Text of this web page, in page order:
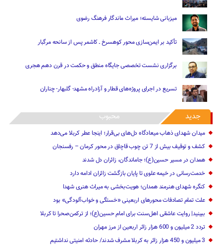
میزبانی شایسته؛ میراث ماندگار فرهنگ رضوی
تأکید بر ایمن‌سازی محور کوهسرخ ـ کاشمر پس از سانحه مرگبار
برگزاری نشست تخصصی جایگاه منطق و حکمت در قرن دهم هجری
تسریع در اجرای پروژه‌های قطار و آزادراه مشهد- گلبهار- چناران
جدید محبوب
میدان شهدای ذهاب میعادگاه دل‌های بی‌قرار؛ اینجا عطر کربلا می‌دهد
کشف و توقیف بیش از 7 تن چوب قاچاق در محور کرمان – رفسنجان
همدان در مسیر حسین(ع)؛ جاماندگان، زائران دل شدند
خدمت‌رسانی در خیمه علوی تا پایان بازگشت زائران ادامه دارد
کنگره شهدای هنرمند همدان؛ هویت‌بخشی به میراث هنری شهدا
علت تمام‌ تصادفات محورهای اربعینی‌ «خستگی و خواب‌آلودگی» ‌بود
ببینید| روایت عاشقی اهل‌سنت برای امام حسین(ع)؛ از ترکمن‌صحرا تا کربلا
تردد 2 میلیون و 600 هزار زائر اربعین از مرز مهران‌‌
3 میلیون و 450 هزار ‌زائر به کربلا مشرف شد‌ند/‌ حادثه امنیتی نداشتیم